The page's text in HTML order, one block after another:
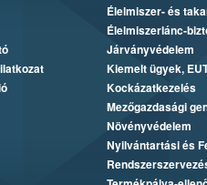
Élelmiszer- és
Élelmiszerlánc-
Járványvédelem
Kiemelt ügyek,
Kockázatkezelés
Mezőgazdasági
Növényvédelem
Nyilvántartási és